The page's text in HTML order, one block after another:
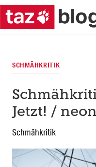
SCHMÄHKRITIK
Jetzt! /
Schmähkritik